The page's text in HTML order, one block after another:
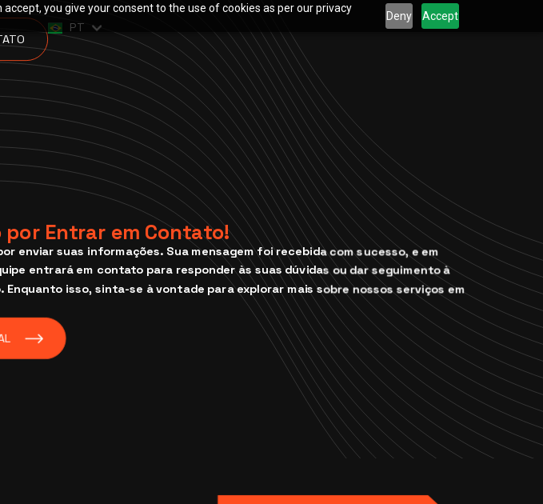
you give your consent to the use of cookies as per our privacy
Deny Accept
PT
EN
ES
por Entrar em Contato!
enviar suas informações. Sua mensagem foi recebida com sucesso, e em
entrará em contato para responder às suas dúvidas ou dar seguimento à
Enquanto isso, sinta-se à vontade para explorar mais sobre nossos serviços em